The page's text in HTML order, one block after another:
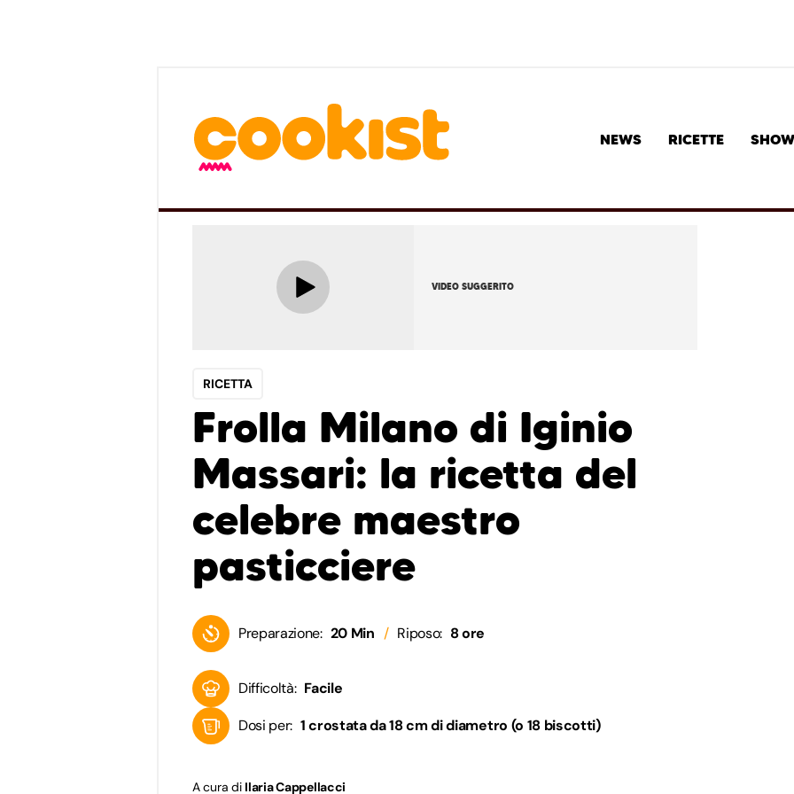
NEWS RICETTE SHOW
VIDEO SUGGERITO
RICETTA
Frolla Milano di Iginio
Massari: la ricetta del
celebre maestro
pasticciere
Preparazione: 20 Min Riposo: 8 ore
Difficoltà: Facile
Dosi per: 1 crostata da 18 cm di diametro (o 18 biscotti)
A cura di Ilaria Cappellacci